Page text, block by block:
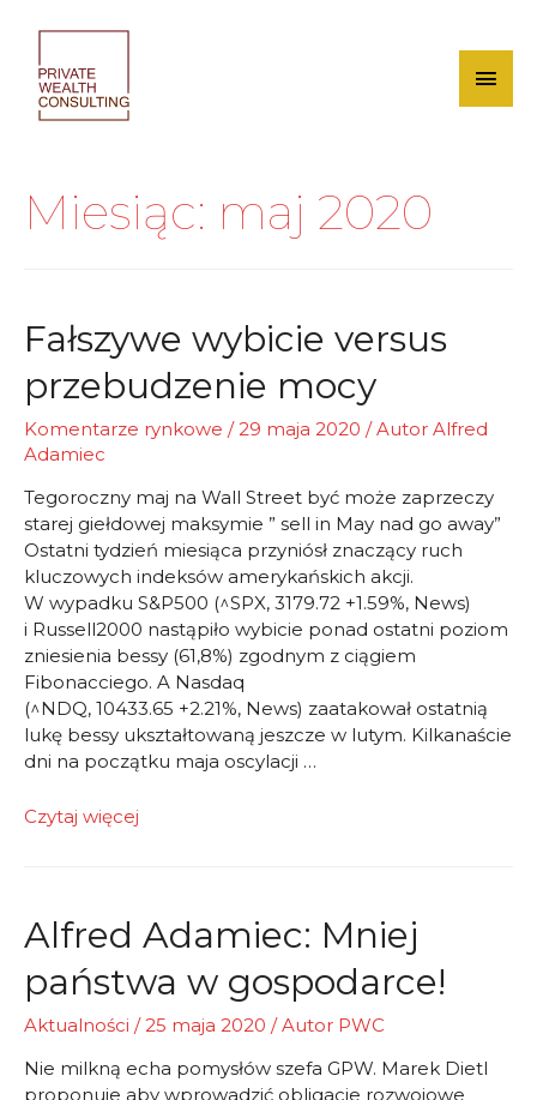
content
Main
Miesiąc: maj 2020
Fałszywe wybicie versus
przebudzenie mocy
Komentarze rynkowe /29 maja 2020 / Autor Alfred
Adamiec
Tegoroczny maj na Wall Street być może zaprzeczy
starej giełdowej maksymie ” sell in May nad go away”
Ostatni tydzień miesiąca przyniósł znaczący ruch
kluczowych indeksów amerykańskich akcji.
W wypadku S&P500 (^SPX, 3179.72 +1.59%, News)
i Russell2000 nastąpiło wybicie ponad ostatni poziom
zniesienia bessy (61,8%) zgodnym z ciągiem
Fibonacciego. A Nasdaq
(^NDQ, 10433.65 +2.21%, News) zaatakował ostatnią
lukę bessy ukształtowaną jeszcze w lutym. Kilkanaście
dni na początku maja oscylacji …
Fałszywe
mocy
Czytaj więcej
Alfred Adamiec: Mniej
państwa w gospodarce!
Aktualności /25 maja 2020 / Autor PWC
Nie milkną echa pomysłów szefa GPW. Marek Dietl
proponuje aby wprowadzić obligacje rozwojowe